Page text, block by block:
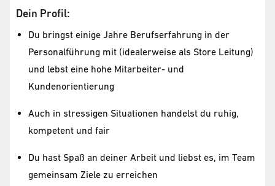
Dein Profil:
Du bringst einige Jahre Berufserfahrung in der
Personalführung mit (idealerweise als Store Leitung)
und lebst eine hohe Mitarbeiter- und
Kundenorientierung
Auch in stressigen Situationen handelst du ruhig,
kompetent und fair
Du hast Spaß an deiner Arbeit und liebst es, im Team
gemeinsam Ziele zu erreichen